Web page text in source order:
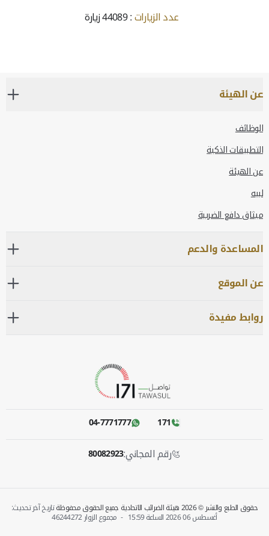
عدد الزيارات: 44089 زيارة
عن الهيئة
الوظائف
التطبيقات الذكية
عن الهيئة
لبيه
ميثاق دافع الضريبة
المساعدة والدعم
عن الموقع
روابط مفيدة
171
04-7771777
رقم المجاني:80082923
حقوق الطبع والنشر © 2026 هيئة الضرائب الاتحادية جميع الحقوق محفوظة تاريخ آخر تحديث:
أغسطس 06 2026 الساعة‎ 15:59
- مجموع الزوار46244272